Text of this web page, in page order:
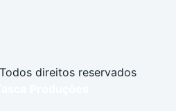
direitos reservados